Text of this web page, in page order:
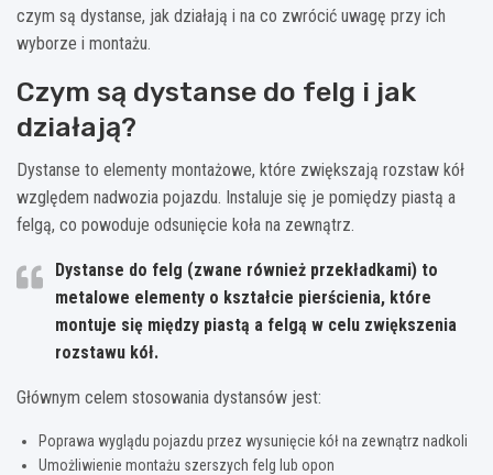
czym są dystanse, jak działają i na co zwrócić uwagę przy ich
wyborze i montażu.
Czym są dystanse do felg i jak
działają?
Dystanse to elementy montażowe, które zwiększają rozstaw kół
względem nadwozia pojazdu. Instaluje się je pomiędzy piastą a
felgą, co powoduje odsunięcie koła na zewnątrz.
Dystanse do felg (zwane również przekładkami) to
metalowe elementy o kształcie pierścienia, które
montuje się między piastą a felgą w celu zwiększenia
rozstawu kół.
Głównym celem stosowania dystansów jest:
Poprawa wyglądu pojazdu przez wysunięcie kół na zewnątrz nadkoli
Umożliwienie montażu szerszych felg lub opon